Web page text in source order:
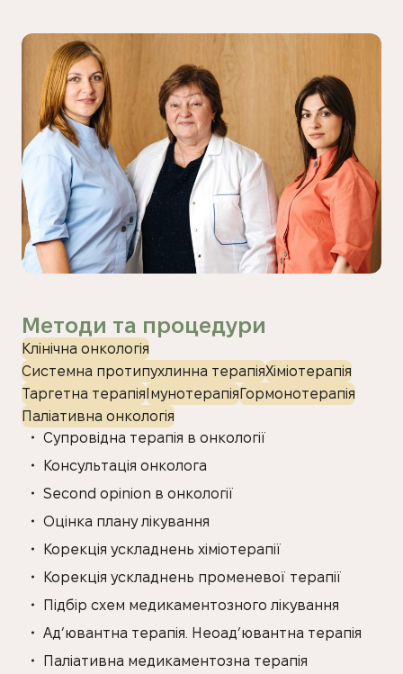
Методи та процедури
Клінічна онкологія
Системна протипухлинна терапіяХіміотерапія
Таргетна терапія Імунотерапія Гормонотерапія
Паліативна онкологія
Супровідна терапія в онкології
Консультація онколога
Second opinion в онкології
Оцінка плану лікування
Корекція ускладнень хіміотерапії
Корекція ускладнень променевої терапії
Підбір схем медикаментозного лікування
Ад’ювантна терапія. Неоад’ювантна терапія
Паліативна медикаментозна терапія